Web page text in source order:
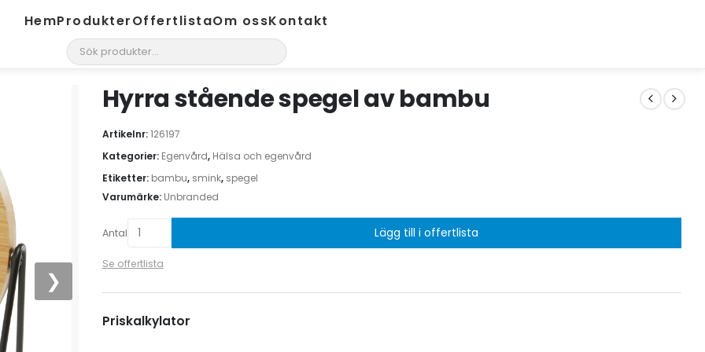
HemProdukterOffertlistaOm ossKontakt
❯
Hyrra stående spegel av bambu
Artikelnr:126197
Kategorier: Egenvård, Hälsa och egenvård
Etiketter: bambu, smink, spegel
Varumärke: Unbranded
Antal Lägg till i offertlista
Se offertlista
Priskalkylator